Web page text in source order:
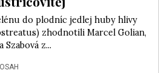
do plodníc jedlej huby hlivy
zhodnotili Marcel Golian,
Szabová z...